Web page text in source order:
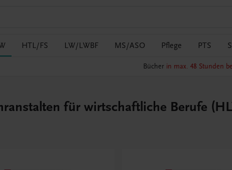
HTL/FS LW/LWBF MS/ASO Pflege PTS
Bücher in max. 48 Stunden
für wirtschaftliche Berufe